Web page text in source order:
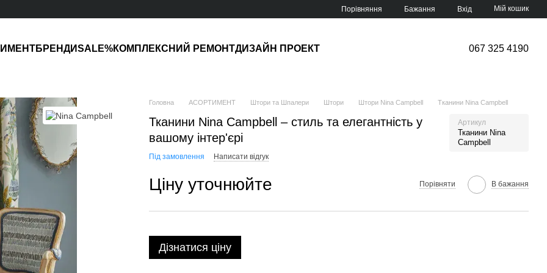
Порівняння Бажання Вхід Мій кошик
БРЕНДИSALE%КОМПЛЕКСНИЙ РЕМОНТДИЗАЙН ПРОЕКТ 067 325 4190
Головна АСОРТИМЕНТ Штори та Шпалери Штори Штори Nina Campbell Тканини Nina Campbell
Тканини Nina Campbell – стиль та елегантність у
вашому інтер'єрі
Артикул
Тканини Nina
Campbell
Під замовлення Написати відгук
Ціну уточнюйте Порівняти В бажання
Дізнатися ціну